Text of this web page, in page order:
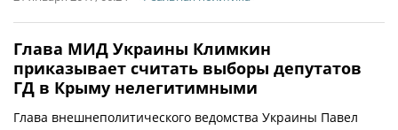
Глава МИД Украины Климкин
приказывает считать выборы депутатов
ГД в Крыму нелегитимными
Глава внешнеполитического ведомства Украины Павел